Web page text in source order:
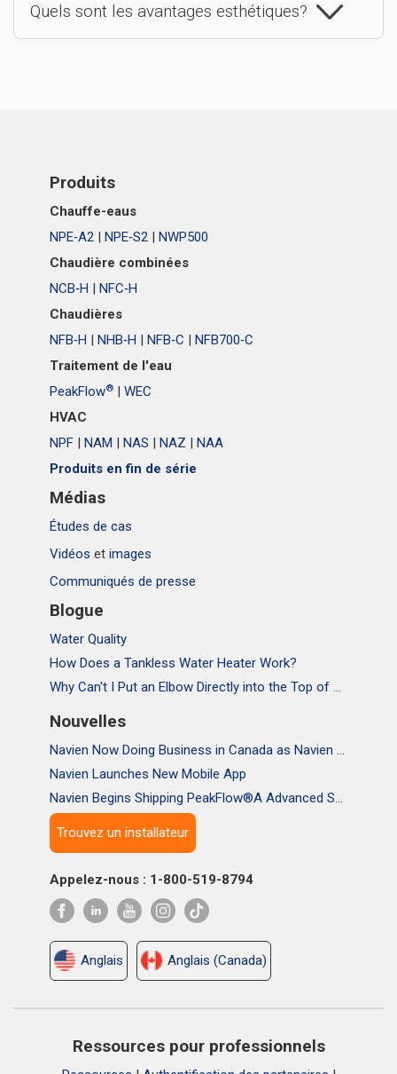
Quels sont les avantages esthétiques?
Produits
Chauffe-eaus
NPE‑A2
NPE‑S2
NWP500
Chaudière combinées
NCB‑H
NFC‑H
Chaudières
NFB‑H
NHB‑H NFB‑C
NFB700‑C
Traitement de l'eau
PeakFlow®
WEC
HVAC
NPF
NAM NAS NAZ
NAA
Produits en fin de série
Médias
Études de cas
Vidéos et images
Communiqués de presse
Blogue
Water Quality
How Does a Tankless Water Heater Work?
Why Can't I Put an Elbow Directly into the Top of NPE Tankless Water Heaters
Nouvelles
Navien Now Doing Business in Canada as Navien Canada, Inc.
Navien Launches New Mobile App
Navien Begins Shipping PeakFlow®A Advanced Scale Prevention System
Trouvez un installateur
Appelez-nous : 1-800-519-8794
Anglais Anglais (Canada)
Ressources pour professionnels